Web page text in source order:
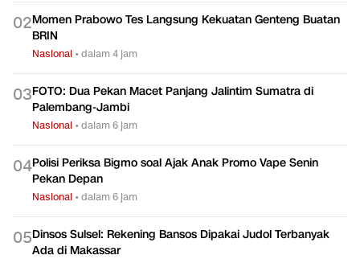
02Momen Prabowo Tes Langsung Kekuatan Genteng Buatan
BRIN
Nasional •dalam 4 jam
03FOTO: Dua Pekan Macet Panjang Jalintim Sumatra di
Palembang-Jambi
Nasional •dalam 6 jam
04Polisi Periksa Bigmo soal Ajak Anak Promo Vape Senin
Pekan Depan
Nasional •dalam 6 jam
05Dinsos Sulsel: Rekening Bansos Dipakai Judol Terbanyak
Ada di Makassar